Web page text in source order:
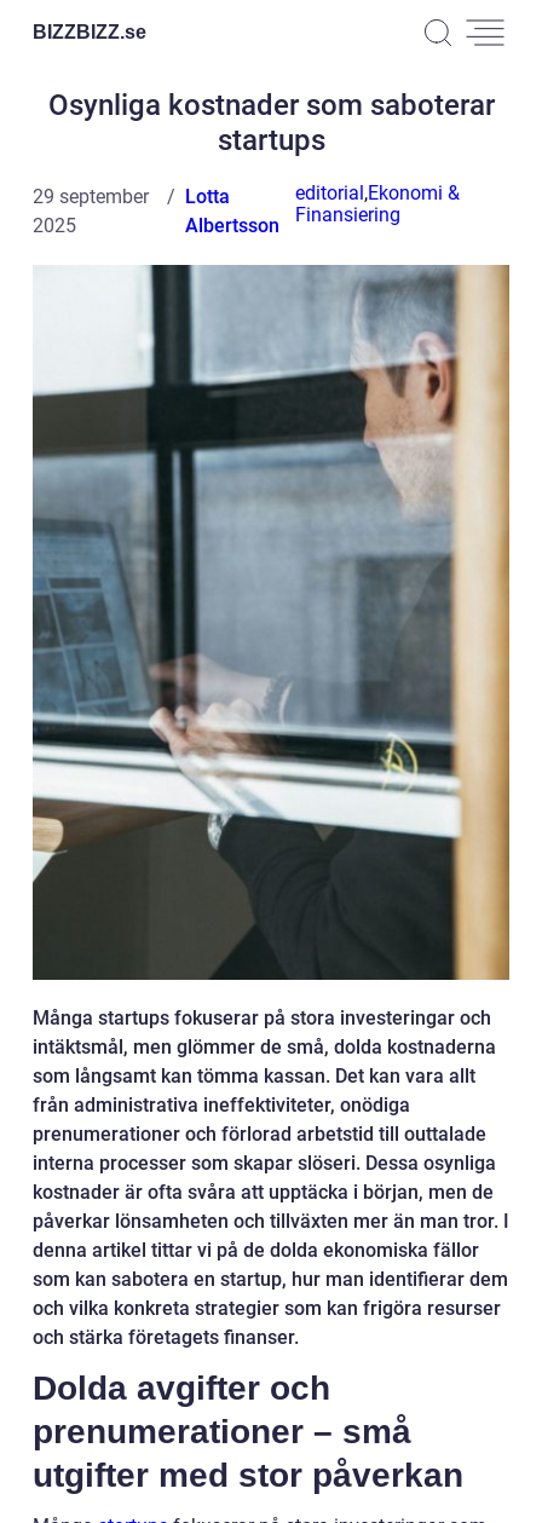
BIZZBIZZ.se
Osynliga kostnader som saboterar
startups
29 september
2025
Lotta
Albertsson
editorial,Ekonomi &
Finansiering
Många startups fokuserar på stora investeringar och
intäktsmål, men glömmer de små, dolda kostnaderna
som långsamt kan tömma kassan. Det kan vara allt
från administrativa ineffektiviteter, onödiga
prenumerationer och förlorad arbetstid till outtalade
interna processer som skapar slöseri. Dessa osynliga
kostnader är ofta svåra att upptäcka i början, men de
påverkar lönsamheten och tillväxten mer än man tror. I
denna artikel tittar vi på de dolda ekonomiska fällor
som kan sabotera en startup, hur man identifierar dem
och vilka konkreta strategier som kan frigöra resurser
och stärka företagets finanser.
Dolda avgifter och
prenumerationer – små
utgifter med stor påverkan